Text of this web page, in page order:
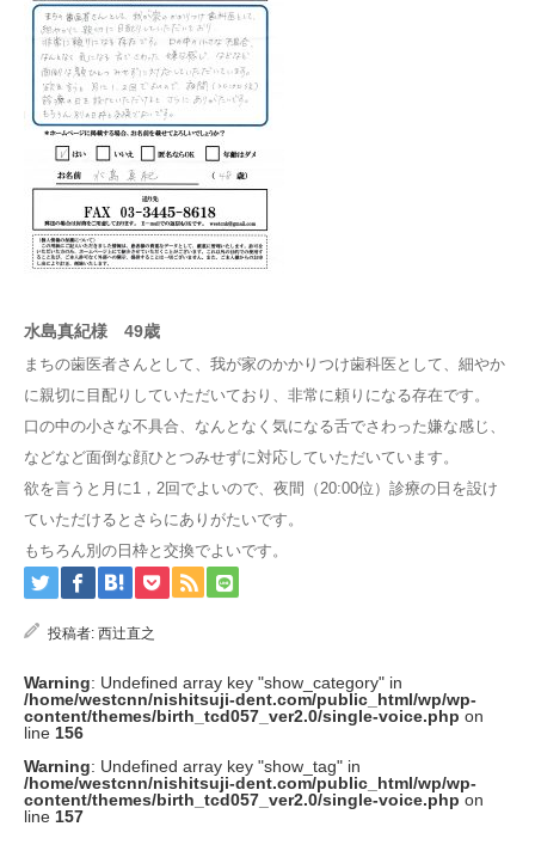
水島真紀様 49歳
まちの歯医者さんとして、我が家のかかりつけ歯科医として、細やか
に親切に目配りしていただいており、非常に頼りになる存在です。
口の中の小さな不具合、なんとなく気になる舌でさわった嫌な感じ、
などなど面倒な顔ひとつみせずに対応していただいています。
欲を言うと月に1，2回でよいので、夜間（20:00位）診療の日を設け
ていただけるとさらにありがたいです。
もちろん別の日枠と交換でよいです。
投稿者: 西辻直之
Warning: Undefined array key "show_category" in
/home/westcnn/nishitsuji-dent.com/public_html/wp/wp-
content/themes/birth_tcd057_ver2.0/single-voice.php on
line 156
Warning: Undefined array key "show_tag" in
/home/westcnn/nishitsuji-dent.com/public_html/wp/wp-
content/themes/birth_tcd057_ver2.0/single-voice.php on
line 157